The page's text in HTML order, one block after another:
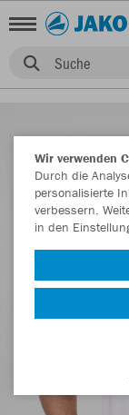
Suche
Wir verwenden
Durch die
personalisierte
verbessern.
in den